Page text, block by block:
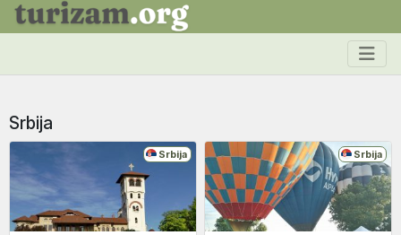
Srbija
Srbija Srbija